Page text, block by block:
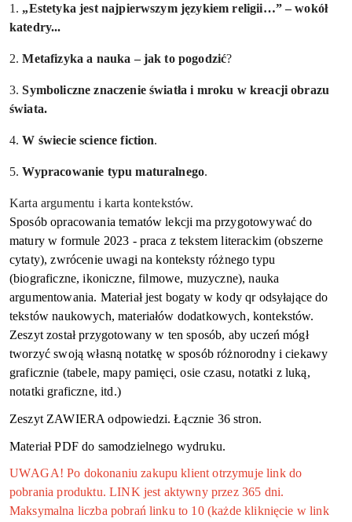
1. „Estetyka jest najpierwszym językiem religii…” – wokół
katedry...
2.Metafizyka a nauka – jak to pogodzić?
3.Symboliczne znaczenie światła i mroku w kreacji obrazu
świata.
4.W świecie science fiction.
5.Wypracowanie typu maturalnego.
Karta argumentu i karta kontekstów.
Sposób opracowania tematów lekcji ma przygotowywać do
matury w formule 2023 - praca z tekstem literackim (obszerne
cytaty), zwrócenie uwagi na konteksty różnego typu
(biograficzne, ikoniczne, filmowe, muzyczne), nauka
argumentowania. Materiał jest bogaty w kodyqr odsyłające do
tekstów naukowych, materiałów dodatkowych, kontekstów.
Zeszyt został przygotowany w ten sposób, aby uczeń mógł
tworzyć swoją własną notatkę w sposób różnorodny i ciekawy
graficznie (tabele, mapy pamięci, osie czasu, notatki z luką,
notatki graficzne, itd.)
Zeszyt ZAWIERA odpowiedzi. Łącznie 36stron.
Materiał PDF do samodzielnego wydruku.
UWAGA! Po dokonaniu zakupu klient otrzymuje link do
pobrania produktu. LINK jest aktywny przez 365 dni.
Maksymalna liczba pobrań linku to 10 (każde kliknięcie w link